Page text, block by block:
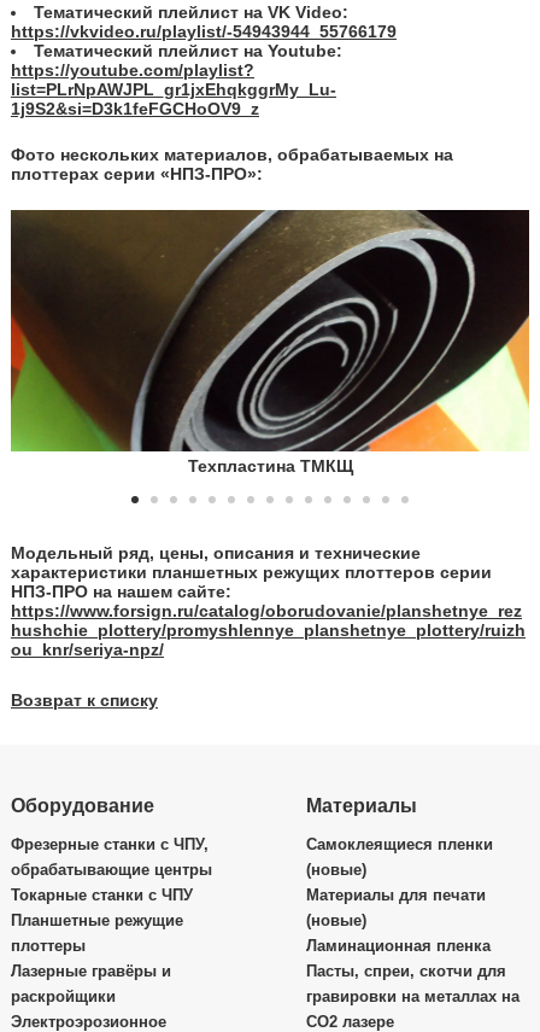
Тематический плейлист на VK Video:
https://vkvideo.ru/playlist/-54943944_55766179
Тематический плейлист на Youtube:
https://youtube.com/playlist?
list=PLrNpAWJPL_gr1jxEhqkggrMy_Lu-
1j9S2&si=D3k1feFGCHoOV9_z
Фото нескольких материалов, обрабатываемых на
плоттерах серии «НПЗ-ПРО»:
Техпластина ТМКЩ
Модельный ряд, цены, описания и технические
характеристики планшетных режущих плоттеров серии
НПЗ-ПРО на нашем сайте:
https://www.forsign.ru/catalog/oborudovanie/planshetnye_rez
hushchie_plottery/promyshlennye_planshetnye_plottery/ruizh
ou_knr/seriya-npz/
Возврат к списку
Оборудование
Фрезерные станки с ЧПУ,
обрабатывающие центры
Токарные станки с ЧПУ
Планшетные режущие
плоттеры
Лазерные гравёры и
раскройщики
Электроэрозионное
Материалы
Самоклеящиеся пленки
(новые)
Материалы для печати
(новые)
Ламинационная пленка
Пасты, спреи, скотчи для
гравировки на металлах на
CO2 лазере